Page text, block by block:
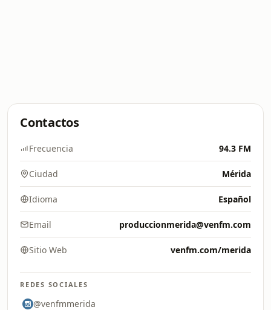
Contactos
Frecuencia 94.3 FM
Ciudad Mérida
Idioma Español
Email produccionmerida@venfm.com
Sitio Web venfm.com/merida
REDES SOCIALES
@venfmmerida